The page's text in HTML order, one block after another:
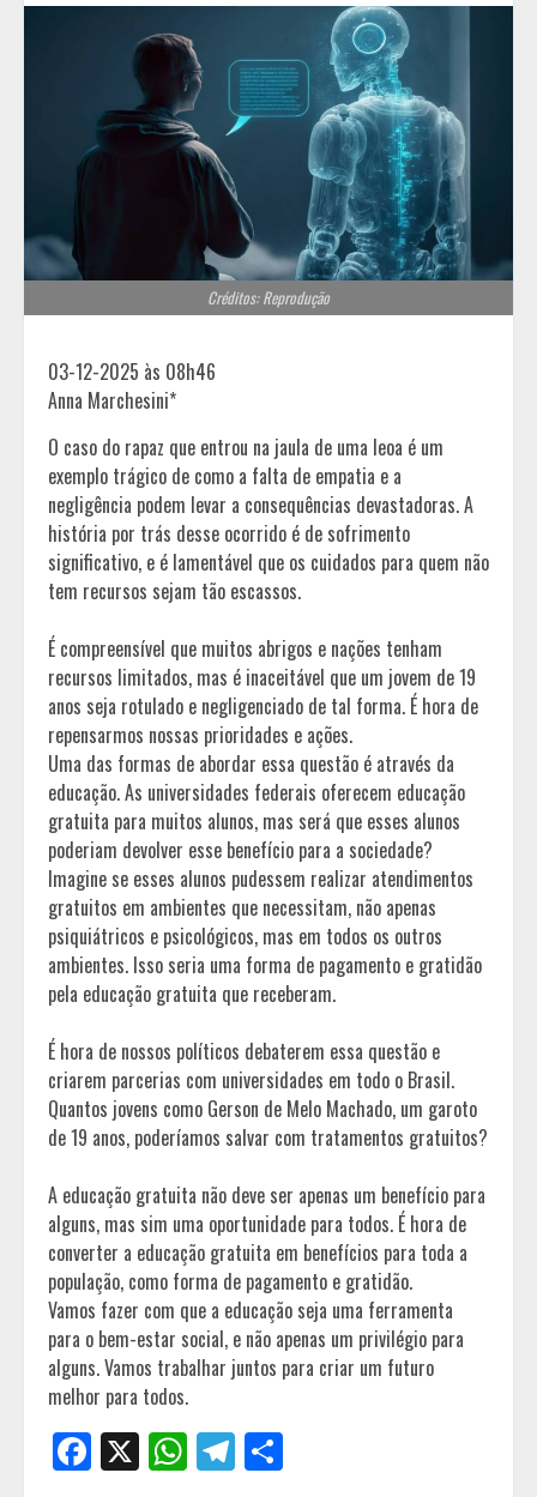
Créditos: Reprodução
03-12-2025 às 08h46
Anna Marchesini*
O caso do rapaz que entrou na jaula de uma leoa é um
exemplo trágico de como a falta de empatia e a
negligência podem levar a consequências devastadoras. A
história por trás desse ocorrido é de sofrimento
significativo, e é lamentável que os cuidados para quem não
tem recursos sejam tão escassos.
É compreensível que muitos abrigos e nações tenham
recursos limitados, mas é inaceitável que um jovem de 19
anos seja rotulado e negligenciado de tal forma. É hora de
repensarmos nossas prioridades e ações.
Uma das formas de abordar essa questão é através da
educação. As universidades federais oferecem educação
gratuita para muitos alunos, mas será que esses alunos
poderiam devolver esse benefício para a sociedade?
Imagine se esses alunos pudessem realizar atendimentos
gratuitos em ambientes que necessitam, não apenas
psiquiátricos e psicológicos, mas em todos os outros
ambientes. Isso seria uma forma de pagamento e gratidão
pela educação gratuita que receberam.
É hora de nossos políticos debaterem essa questão e
criarem parcerias com universidades em todo o Brasil.
Quantos jovens como Gerson de Melo Machado, um garoto
de 19 anos, poderíamos salvar com tratamentos gratuitos?
A educação gratuita não deve ser apenas um benefício para
alguns, mas sim uma oportunidade para todos. É hora de
converter a educação gratuita em benefícios para toda a
população, como forma de pagamento e gratidão.
Vamos fazer com que a educação seja uma ferramenta
para o bem-estar social, e não apenas um privilégio para
alguns. Vamos trabalhar juntos para criar um futuro
melhor para todos.
Facebook
X WhatsApp
Telegram